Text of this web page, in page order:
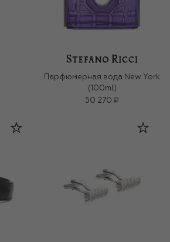
Парфюмерная вода New York
(100ml)
50 270 ₽